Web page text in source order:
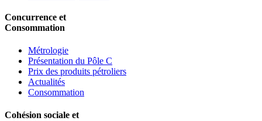
Concurrence et
Consommation
Métrologie
Présentation du Pôle C
Prix des produits pétroliers
Actualités
Consommation
Cohésion sociale et